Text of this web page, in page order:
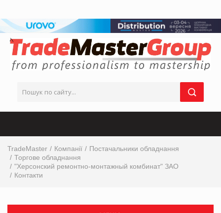
TradeMaster Компанії
Постачальники обладнання
Торгове обладнання
"Херсонский ремонтно-монтажный комбинат" ЗАО
Контакти